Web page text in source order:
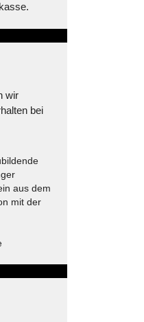
wir
bei
aus dem
mit der